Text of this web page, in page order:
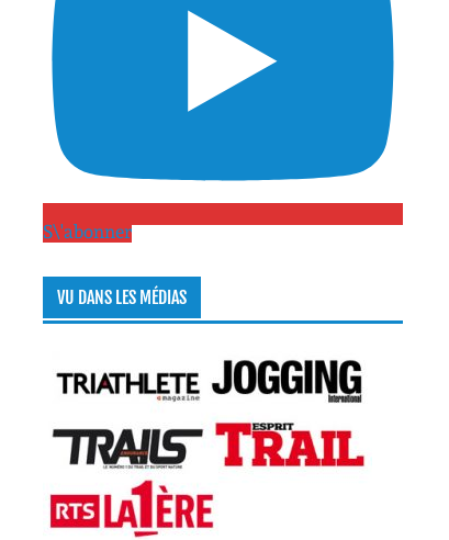
S\'abonner
VU DANS LES MÉDIAS